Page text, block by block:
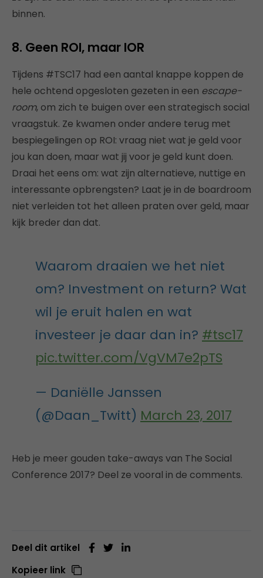
binnen.
8. Geen ROI, maar IOR
Tijdens #TSC17 had een aantal knappe koppen de
hele ochtend opgesloten gezeten in een escape-
room, om zich te buigen over een strategisch social
vraagstuk. Ze kwamen onder andere terug met
bespiegelingen op ROI: vraag niet wat je geld voor
jou kan doen, maar wat jij voor je geld kunt doen.
Draai het eens om: wat zijn alternatieve, nuttige en
interessante opbrengsten? Laat je in de boardroom
niet verleiden tot het alleen praten over geld, maar
kijk breder dan dat.
Waarom draaien we het niet
om? Investment on return? Wat
wil je eruit halen en wat
investeer je daar dan in? #tsc17
pic.twitter.com/VgVM7e2pTS
— Daniëlle Janssen
(@Daan_Twitt) March 23, 2017
Heb je meer gouden take-aways van The Social
Conference 2017? Deel ze vooral in de comments.
Deel dit artikel
Kopieer link